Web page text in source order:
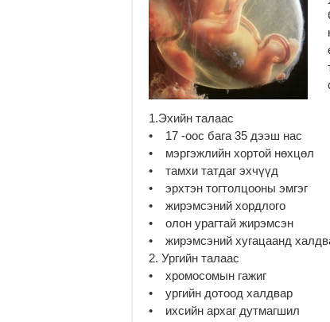
1.Эхийн талаас
• 17 -оос бага 35 дээш нас
• мэргэжлийн хортой нөхцөл
• тамхи татдаг эхчүүд
• эрхтэн тогтолцооны эмгэг
• жирэмсэний хордлого
• олон урагтай жирэмсэн
• жирэмсэний хугацаанд
2. Ургийн талаас
• хромосомын гажиг
• ургийн дотоод халдвар
• ихсийн архаг дутмагшил